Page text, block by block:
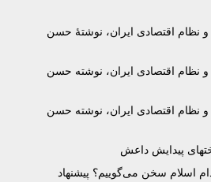
نظام اقتصادی ايران، نوشتۀ حسن
نظام اقتصادی ايران، نوشته حسن
نظام اقتصادی ايران، نوشته حسن
پیدایش داعش
اسلام سخن می‌گوييم؟ پيشنهاد